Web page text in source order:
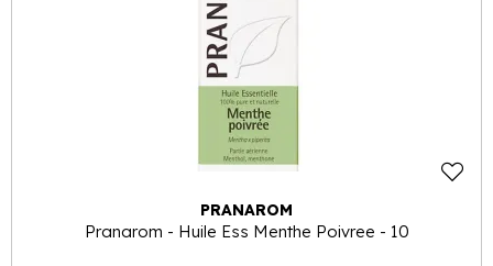
PRANAROM
Pranarom - Huile Ess Menthe Poivree - 10